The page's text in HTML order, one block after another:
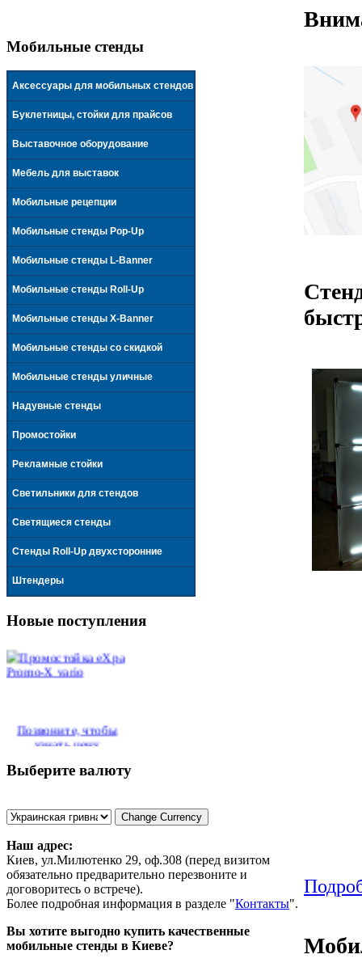
Мобильные стенды
Аксессуары для мобильных стендов
Буклетницы, стойки для прайсов
Выставочное оборудование
Мебель для выставок
Мобильные рецепции
Мобильные стенды Pop-Up
Мобильные стенды L-Banner
Мобильные стенды Roll-Up
Мобильные стенды X-Banner
Мобильные стенды со скидкой
Мобильные стенды уличные
Надувные стенды
Промостойки
Рекламные стойки
Светильники для стендов
Светящиеся стенды
Стенды Roll-Up двухсторонние
Штендеры
Новые поступления
Промостойка eXpa
Позвоните, чтобы
узнать цену
Pop-Up (поп ап) 6x4
секции eXpa
Позвоните, чтобы
узнать цену
Мобильный стенд
секции eXpa
Выберите валюту
Наш адрес:
Киев, ул.Милютенко 29, оф.308 (перед визитом
обязательно предварительно перезвоните и
договоритесь о встрече).
Более подробная информация в разделе "Контакты".
Вы хотите выгодно купить качественные
мобильные стенды в Киеве?